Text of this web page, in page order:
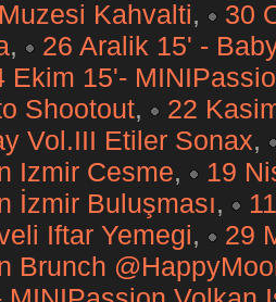
Kahvalti,
30
,
26 Aralik 15' -
Ekim 15'-
Shootout,
22
Vol.III Etiler Sonax,
Izmir Cesme,
19
İzmir Buluşması,
Iftar Yemegi,
29
Brunch